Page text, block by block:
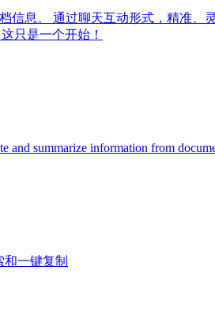
信息。 通过聊天互动形式，精准
只是一个开始！
summarize information from
一键复制